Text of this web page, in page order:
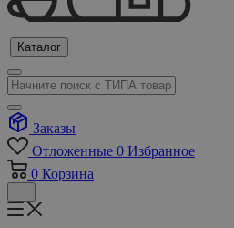
Каталог
Заказы
Отложенные 0 Избранное
0 Корзина